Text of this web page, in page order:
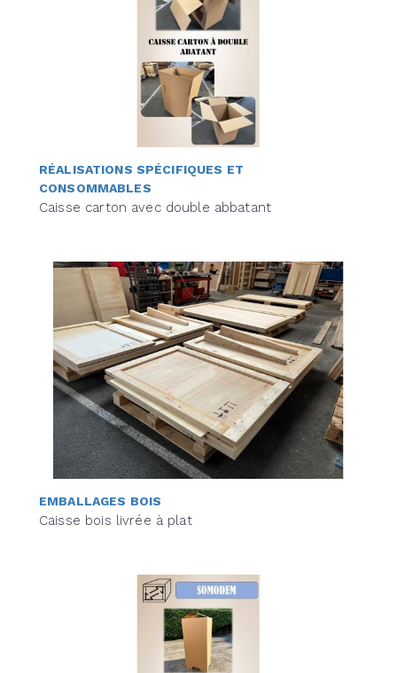
RÉALISATIONS SPÉCIFIQUES ET
CONSOMMABLES
Caisse carton avec double abbatant
EMBALLAGES BOIS
Caisse bois livrée à plat